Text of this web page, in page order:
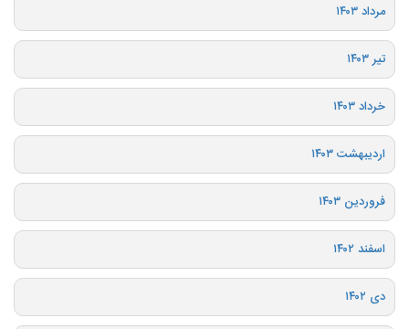
مرداد ۱۴۰۳
تیر ۱۴۰۳
خرداد ۱۴۰۳
اردیبهشت ۱۴۰۳
فروردین ۱۴۰۳
اسفند ۱۴۰۲
دی ۱۴۰۲